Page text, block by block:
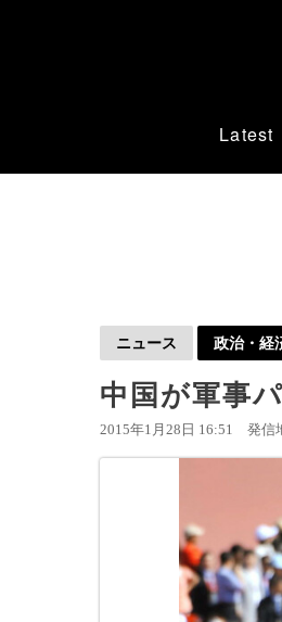
Latest
ニュース 政治・経
中国が軍事
2015年1月28日 16:51 発信